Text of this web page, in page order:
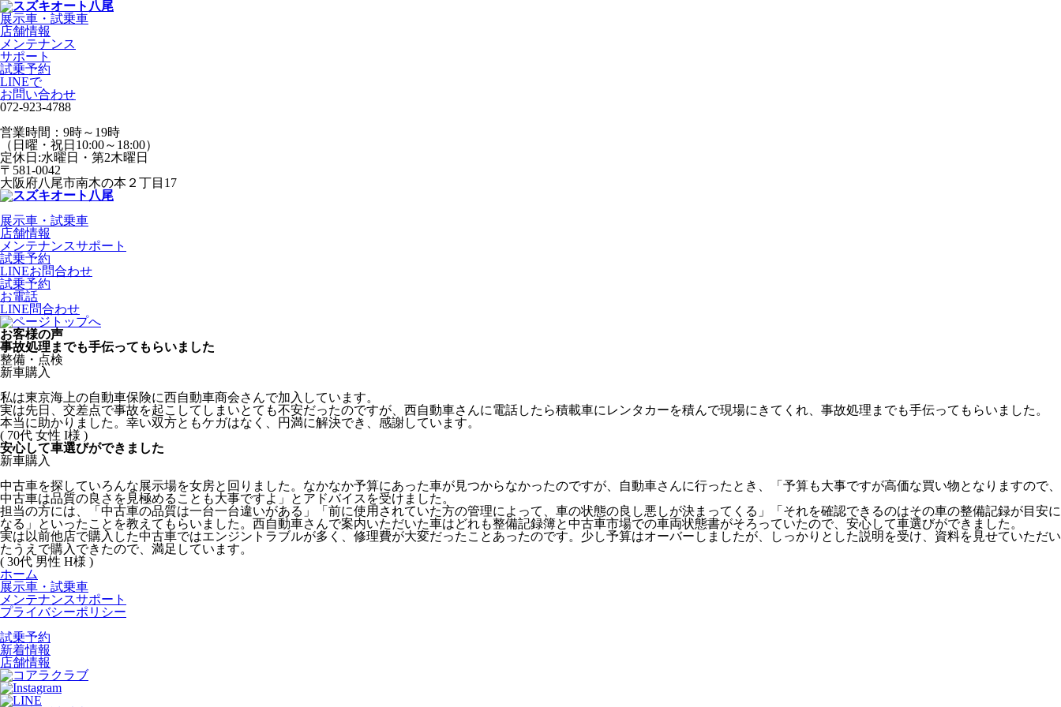
展示車・試乗車
店舗情報
メンテナンス
サポート
試乗予約
LINEで
お問い合わせ
072-923-4788
営業時間：9時～19時
（日曜・祝日10:00～18:00）
定休日:水曜日・第2木曜日
〒581-0042
大阪府八尾市南木の本２丁目17
展示車・試乗車
店舗情報
メンテナンスサポート
試乗予約
LINEお問合わせ
試乗予約
お電話
LINE問合わせ
お客様の声
事故処理までも手伝ってもらいました
整備・点検
新車購入
私は東京海上の自動車保険に西自動車商会さんで加入しています。
実は先日、交差点で事故を起こしてしまいとても不安だったのですが、西自動車さんに電話したら積載車にレンタカーを積んで現場にきてくれ、事故処理までも手伝ってもらいました。
本当に助かりました。幸い双方ともケガはなく、円満に解決でき、感謝しています。
( 70代 女性 I様 )
安心して車選びができました
新車購入
中古車を探していろんな展示場を女房と回りました。なかなか予算にあった車が見つからなかったのですが、自動車さんに行ったとき、「予算も大事ですが高価な買い物となりますので、
中古車は品質の良さを見極めることも大事ですよ」とアドバイスを受けました。
担当の方には、「中古車の品質は一台一台違いがある」「前に使用されていた方の管理によって、車の状態の良し悪しが決まってくる」「それを確認できるのはその車の整備記録が目安に
なる」といったことを教えてもらいました。西自動車さんで案内いただいた車はどれも整備記録簿と中古車市場での車両状態書がそろっていたので、安心して車選びができました。
実は以前他店で購入した中古車ではエンジントラブルが多く、修理費が大変だったことあったのです。少し予算はオーバーしましたが、しっかりとした説明を受け、資料を見せていただい
たうえで購入できたので、満足しています。
( 30代 男性 H様 )
ホーム
展示車・試乗車
メンテナンスサポート
プライバシーポリシー
試乗予約
新着情報
店舗情報